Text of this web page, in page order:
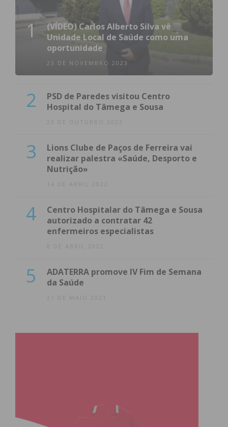
1
(VÍDEO) Carlos Alberto Silva vê
Unidade Local de Saúde como uma
oportunidade
23 DE NOVEMBRO 2023
2
PSD de Paredes visitou Centro
Hospital do Tâmega e Sousa
23 DE OUTUBRO 2023
3
Lions Clube de Paços de Ferreira vai
realizar palestra «Saúde, Desporto e
Nutrição»
14 DE ABRIL 2022
4
Centro Hospitalar do Tâmega e Sousa
autorizado a contratar 42
enfermeiros especialistas
8 DE ABRIL 2022
5
ADATERRA promove IV Fim de Semana
da Saúde
21 DE MAIO 2021